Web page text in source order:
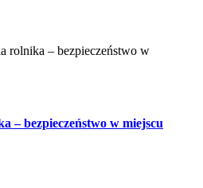
– bezpieczeństwo w miejscu